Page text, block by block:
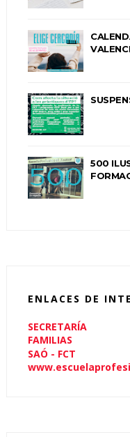
500
ENLACES DE
SECRETARÍA
FAMILIAS
SAÓ - FCT